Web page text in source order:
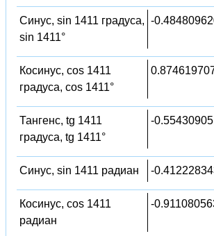
Синус, sin 1411 градуса,
sin 1411°
-
Косинус, cos 1411
градуса, cos 1411°
Тангенс, tg 1411
градуса, tg 1411°
-
Синус, sin 1411 радиан -
Косинус, cos 1411
радиан
-